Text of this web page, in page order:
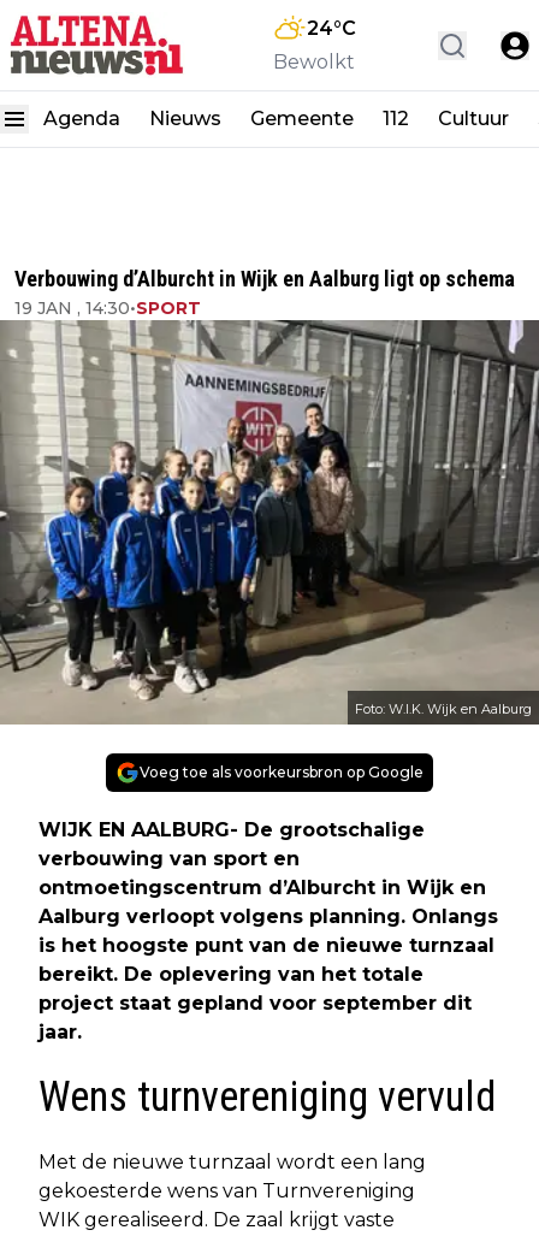
24°C
Bewolkt
Agenda Nieuws Gemeente 112 Cultuur
Verbouwing d’Alburcht in Wijk en Aalburg ligt op schema
19 JAN , 14:30•SPORT
Foto: W.I.K. Wijk en Aalburg
Voeg toe als voorkeursbron op Google
WIJK EN AALBURG- De grootschalige
verbouwing van sport en
ontmoetingscentrum d’Alburcht in Wijk en
Aalburg verloopt volgens planning. Onlangs
is het hoogste punt van de nieuwe turnzaal
bereikt. De oplevering van het totale
project staat gepland voor september dit
jaar.
Wens turnvereniging vervuld
Met de nieuwe turnzaal wordt een lang
gekoesterde wens van Turnvereniging
WIK gerealiseerd. De zaal krijgt vaste